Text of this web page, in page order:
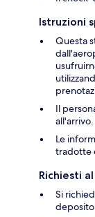
Istruzioni
Questa
Il
all'arrivo.
Le
tradotte
Richiesti
Si
deposito